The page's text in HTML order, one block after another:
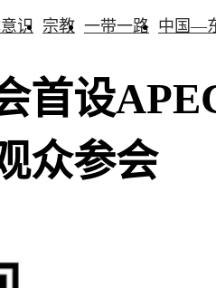
识 宗教 一带一路 中国—
首设
众参会